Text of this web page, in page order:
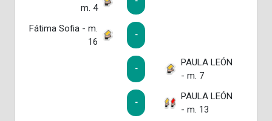
m. 4
Fátima Sofia - m.
16
-
-
PAULA LEÓN
- m. 7
-
PAULA LEÓN
- m. 13